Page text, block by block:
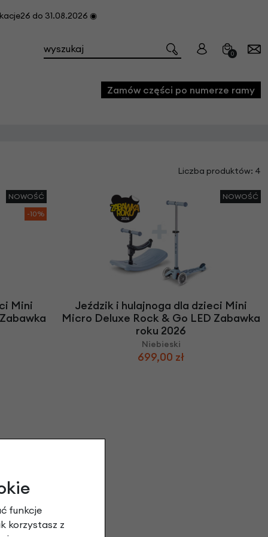
do 31.08.2026 ◉
0
i konserwacji roweru
Zamów części po numerze ramy
Liczba produktów: 4
NOWOŚĆ
-10%
Mini
NOWOŚĆ
Jeździk i hulajnoga dla dzieci Mini
Micro Deluxe Rock & Go LED Zabawka
roku 2026
Niebieski
699,00 zł
funkcje
korzystasz z